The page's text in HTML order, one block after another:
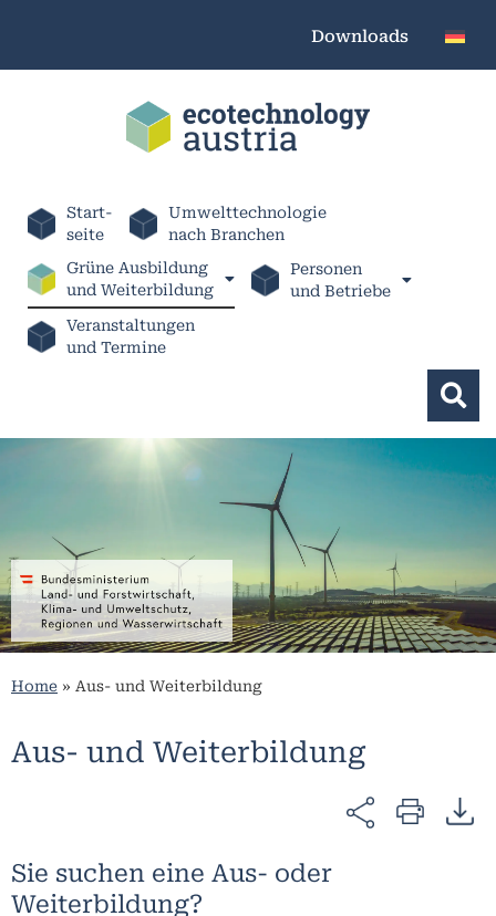
Downloads
Start-
seite
Umwelttechnologie
nach Branchen
Grüne Ausbildung
und Weiterbildung
Personen
und Betriebe
Veranstaltungen
und Termine
Home » Aus- und Weiterbildung
Aus- und Weiterbildung
Sie suchen eine Aus- oder
Weiterbildung?